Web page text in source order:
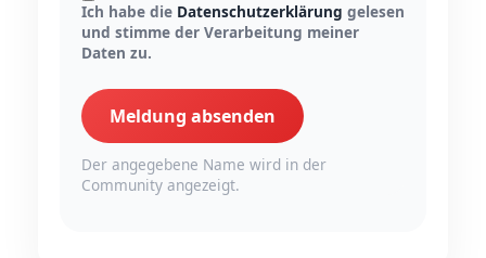
Ich habe die Datenschutzerklärung gelesen
und stimme der Verarbeitung meiner
Daten zu.
Meldung absenden
Der angegebene Name wird in der
Community angezeigt.